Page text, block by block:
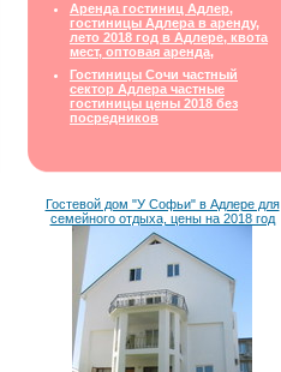
Аренда гостиниц Адлер,
гостиницы Адлера в аренду,
лето 2018 год в Адлере, квота
мест, оптовая аренда,
Гостиницы Сочи частный
сектор Адлера частные
гостиницы цены 2018 без
посредников
Гостевой дом "У Софьи" в Адлере для
семейного отдыха, цены на 2018 год